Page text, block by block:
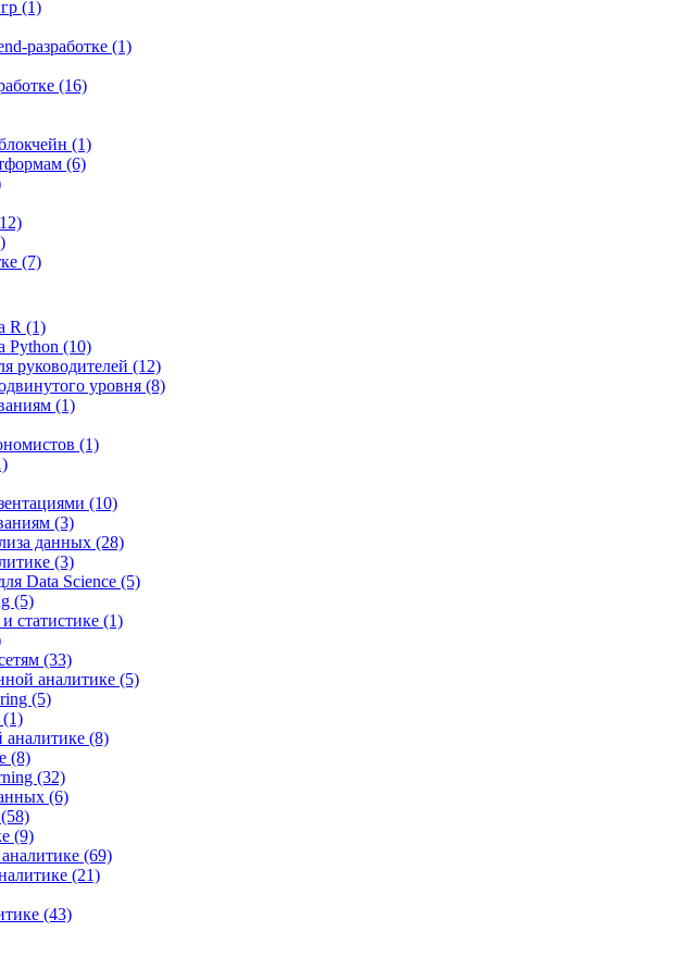
(1)
разработке (1)
(16)
(1)
(6)
(7)
R (1)
Python (10)
руководителей (12)
уровня (8)
(1)
(1)
(10)
(3)
данных (28)
(3)
Data Science (5)
(5)
статистике (1)
(33)
аналитике (5)
(5)
(8)
(8)
(32)
(6)
(9)
(69)
(21)
(43)